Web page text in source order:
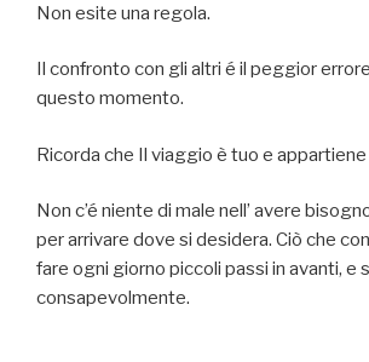
Non esite una regola.
Il confronto con gli altri é il peggior
questo momento.
Ricorda che Il viaggio è tuo e appartiene
Non c’é niente di male nell’ avere
per arrivare dove si desidera. Ciò che
fare ogni giorno piccoli passi in avanti, e
consapevolmente.